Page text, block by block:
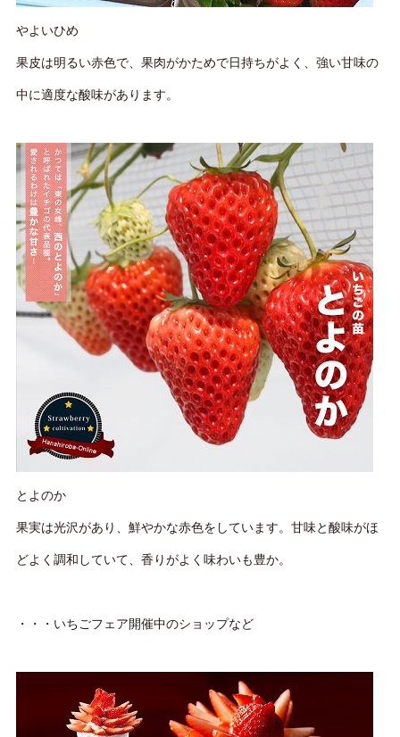
やよいひめ
果皮は明るい赤色で、果肉がかためで日持ちがよく、強い甘味の
中に適度な酸味があります。
とよのか
果実は光沢があり、鮮やかな赤色をしています。甘味と酸味がほ
どよく調和していて、香りがよく味わいも豊か。
・・・いちごフェア開催中のショップなど